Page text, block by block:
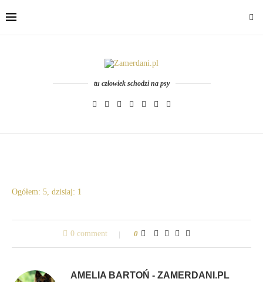
tu człowiek schodzi na psy
Ogółem: 5, dzisiaj: 1
0 comment 0
AMELIA BARTOŃ - ZAMERDANI.PL